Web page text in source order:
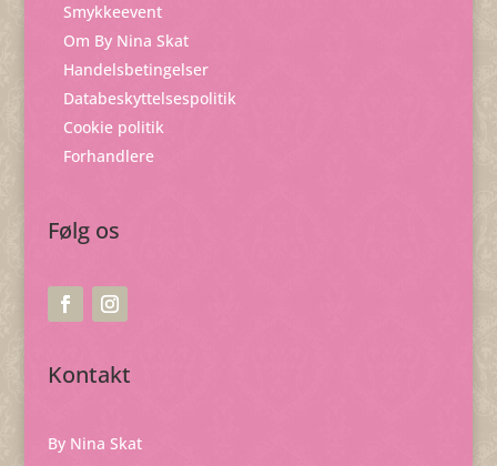
Smykkeevent
Om By Nina Skat
Handelsbetingelser
Databeskyttelsespolitik
Cookie politik
Forhandlere
Følg os
Kontakt
By Nina Skat